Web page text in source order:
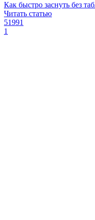
Как быстро заснуть без
Читать статью
51991
1